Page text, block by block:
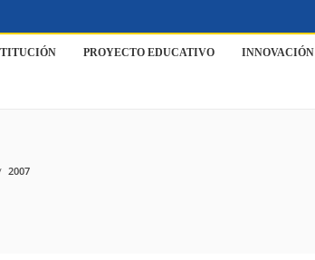
PROYECTO EDUCATIVO INNOVACIÓN
2007